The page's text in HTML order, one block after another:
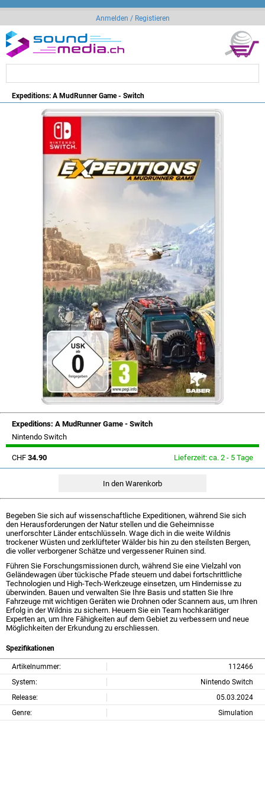
Anmelden / Registieren
Expeditions: A MudRunner Game - Switch
Expeditions: A MudRunner Game - Switch
Nintendo Switch
CHF 34.90 Lieferzeit: ca. 2 - 5 Tage
Begeben Sie sich auf wissenschaftliche Expeditionen, während Sie sich
den Herausforderungen der Natur stellen und die Geheimnisse
unerforschter Länder entschlüsseln. Wage dich in die weite Wildnis
trockener Wüsten und zerklüfteter Wälder bis hin zu den steilsten Bergen,
die voller verborgener Schätze und vergessener Ruinen sind.
Führen Sie Forschungsmissionen durch, während Sie eine Vielzahl von
Geländewagen über tückische Pfade steuern und dabei fortschrittliche
Technologien und High-Tech-Werkzeuge einsetzen, um Hindernisse zu
überwinden. Bauen und verwalten Sie Ihre Basis und statten Sie Ihre
Fahrzeuge mit wichtigen Geräten wie Drohnen oder Scannern aus, um Ihren
Erfolg in der Wildnis zu sichern. Heuern Sie ein Team hochkarätiger
Experten an, um Ihre Fähigkeiten auf dem Gebiet zu verbessern und neue
Möglichkeiten der Erkundung zu erschliessen.
Spezifikationen
Artikelnummer:
112466
System:
Nintendo Switch
Release:
05.03.2024
Genre:
Simulation